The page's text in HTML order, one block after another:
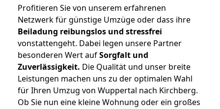
Profitieren Sie von unserem erfahrenen
Netzwerk für günstige Umzüge oder dass ihre
Beiladung reibungslos und stressfrei
vonstattengeht. Dabei legen unsere Partner
besonderen Wert aufSorgfalt und
Zuverlässigkeit. Die Qualität und unser breite
Leistungen machen uns zu der optimalen Wahl
für Ihren Umzug von Wuppertal nach Kirchberg.
Ob Sie nun eine kleine Wohnung oder ein großes